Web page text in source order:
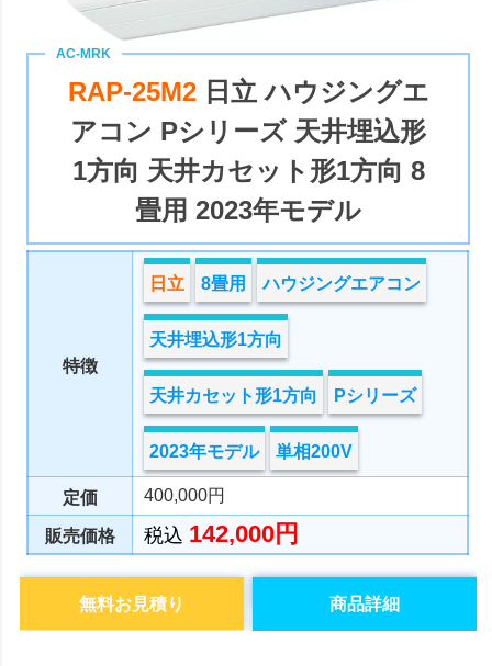
RAP-25M2 日立 ハウジングエ
アコン Pシリーズ 天井埋込形
1方向 天井カセット形1方向 8
畳用 2023年モデル
特徴
日立 8畳用 ハウジングエアコン
天井埋込形1方向
天井カセット形1方向 Pシリーズ
2023年モデル 単相200V
定価 400,000円
販売価格 税込 142,000円
商品詳細
無料お見積り